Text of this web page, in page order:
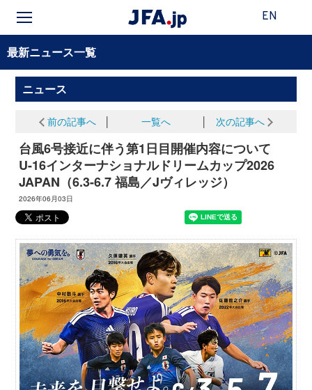
EN
最新ニュース一覧
ニュース
前の記事へ 一覧へ 次の記事へ
台風6号接近に伴う第1日目開催内容について
U-16インターナショナルドリームカップ2026
JAPAN（6.3-6.7 福島／Jヴィレッジ）
2026年06月03日